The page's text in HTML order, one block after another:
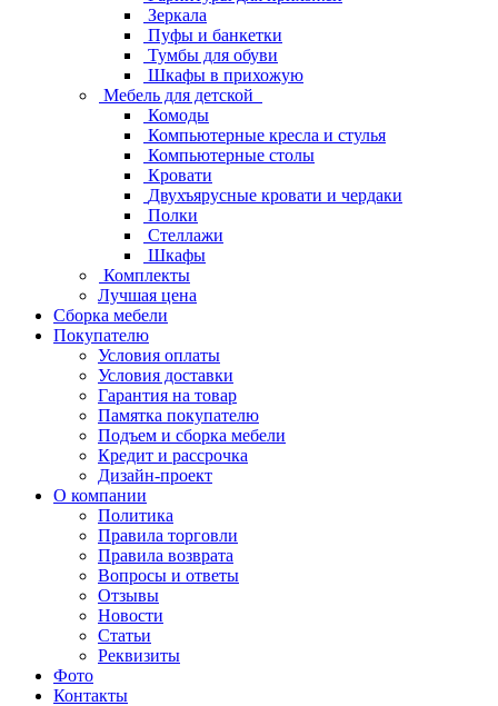
Зеркала
Пуфы и банкетки
Тумбы для обуви
Шкафы в прихожую
Мебель для детской
Комоды
Компьютерные кресла и стулья
Компьютерные столы
Кровати
Двухъярусные кровати и чердаки
Полки
Стеллажи
Шкафы
Комплекты
Лучшая цена
Сборка мебели
Покупателю
Условия оплаты
Условия доставки
Гарантия на товар
Памятка покупателю
Подъем и сборка мебели
Кредит и рассрочка
Дизайн-проект
О компании
Политика
Правила торговли
Правила возврата
Вопросы и ответы
Отзывы
Новости
Статьи
Реквизиты
Фото
Контакты